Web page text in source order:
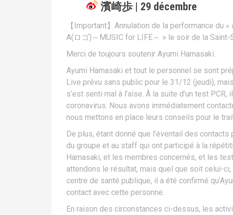
濱崎歩 | 29 décembre
【Important】Annulation de la performance du
A(ロゴ)～MUSIC for LIFE～ » le soir de la Saint-
Merci de toujours soutenir Ayumi Hamasaki.
Ayumi Hamasaki et tout le personnel se sont
Live prévu sans public pour le 31/12 (jeudi),
s’est senti mal à l’aise. À la suite d’un test
coronavirus. Nous avons immédiatement
nous mettons en place leurs conseils pour le
De plus, étant donné que l’éventail des
du groupe et au staff qui ont participé à la
Hamasaki, et les membres concernés, et les
attendons le résultat, mais quel que soit celui-
centre de santé publique, il a été confirmé
contact avec cette personne.
En raison des circonstances ci-dessus, les